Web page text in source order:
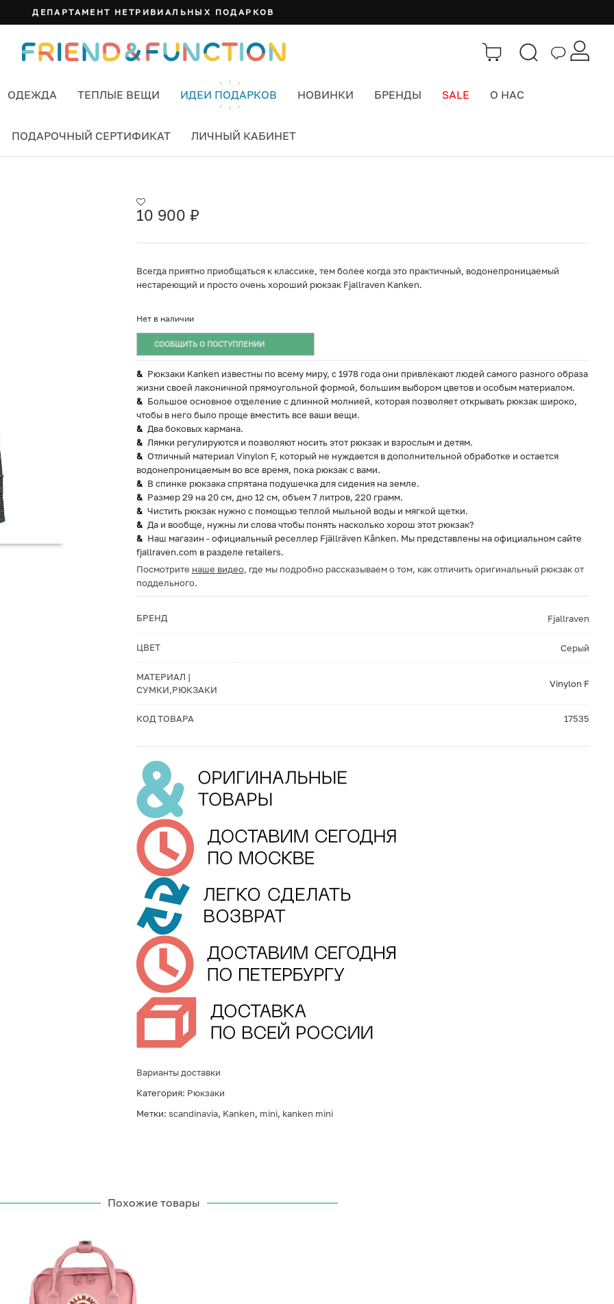
ДЕПАРТАМЕНТ НЕТРИВИАЛЬНЫХ ПОДАРКОВ
ОДЕЖДА ТЕПЛЫЕ ВЕЩИ ИДЕИ ПОДАРКОВ НОВИНКИ БРЕНДЫ SALE О НАС
ПОДАРОЧНЫЙ СЕРТИФИКАТ ЛИЧНЫЙ КАБИНЕТ
10 900 ₽
Всегда приятно приобщаться к классике, тем более когда это практичный, водонепроницаемый
нестареющий и просто очень хороший рюкзак Fjallraven Kanken.
Нет в наличии
СООБЩИТЬ О ПОСТУПЛЕНИИ
Рюкзаки Kanken известны по всему миру, с 1978 года они привлекают людей самого разного образа
жизни своей лаконичной прямоугольной формой, большим выбором цветов и особым материалом.
Большое основное отделение с длинной молнией, которая позволяет открывать рюкзак широко,
чтобы в него было проще вместить все ваши вещи.
Два боковых кармана.
Лямки регулируются и позволяют носить этот рюкзак и взрослым и детям.
Отличный материал Vinylon F, который не нуждается в дополнительной обработке и остается
водонепроницаемым во все время, пока рюкзак с вами.
В спинке рюкзака спрятана подушечка для сидения на земле.
Размер 29 на 20 см, дно 12 см, объем 7 литров, 220 грамм.
Чистить рюкзак нужно с помощью теплой мыльной воды и мягкой щетки.
Да и вообще, нужны ли слова чтобы понять насколько хорош этот рюкзак?
Наш магазин - официальный реселлер Fjällräven Kånken. Мы представлены на официальном сайте
fjallraven.com в разделе retailers.
Посмотрите наше видео, где мы подробно рассказываем о том, как отличить оригинальный рюкзак от
поддельного.
БРЕНД Fjallraven
ЦВЕТ Серый
МАТЕРИАЛ |
СУМКИ,РЮКЗАКИ
Vinylon F
КОД ТОВАРА 17535
Варианты доставки
Категория: Рюкзаки
Метки: scandinavia, Kanken, mini, kanken mini
Похожие товары